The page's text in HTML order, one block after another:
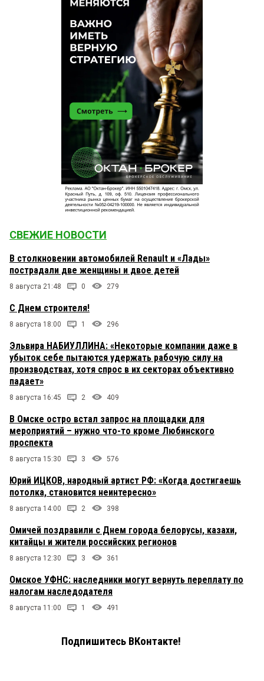
СВЕЖИЕ НОВОСТИ
В столкновении автомобилей Renault и «Лады»
пострадали две женщины и двое детей
8 августа 21:48 0 279
С Днем строителя!
8 августа 18:00 1 296
Эльвира НАБИУЛЛИНА: «Некоторые компании даже в
убыток себе пытаются удержать рабочую силу на
производствах, хотя спрос в их секторах объективно
падает»
8 августа 16:45 2 409
В Омске остро встал запрос на площадки для
мероприятий – нужно что-то кроме Любинского
проспекта
8 августа 15:30 3 576
Юрий ИЦКОВ, народный артист РФ: «Когда достигаешь
потолка, становится неинтересно»
8 августа 14:00 2 398
Омичей поздравили с Днем города белорусы, казахи,
китайцы и жители российских регионов
8 августа 12:30 3 361
Омское УФНС: наследники могут вернуть переплату по
налогам наследодателя
8 августа 11:00 1 491
Подпишитесь ВКонтакте!